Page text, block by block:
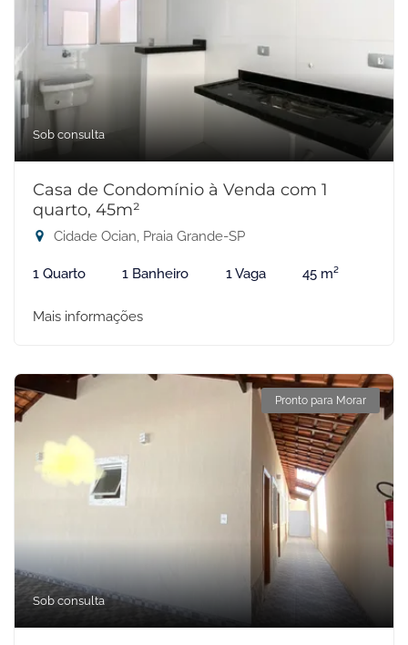
Sob consulta
Casa de Condomínio à Venda com 1
quarto, 45m²
Cidade Ocian, Praia Grande-SP
1 Quarto 1 Banheiro 1 Vaga 45 m²
Mais informações
Pronto para Morar
Sob consulta